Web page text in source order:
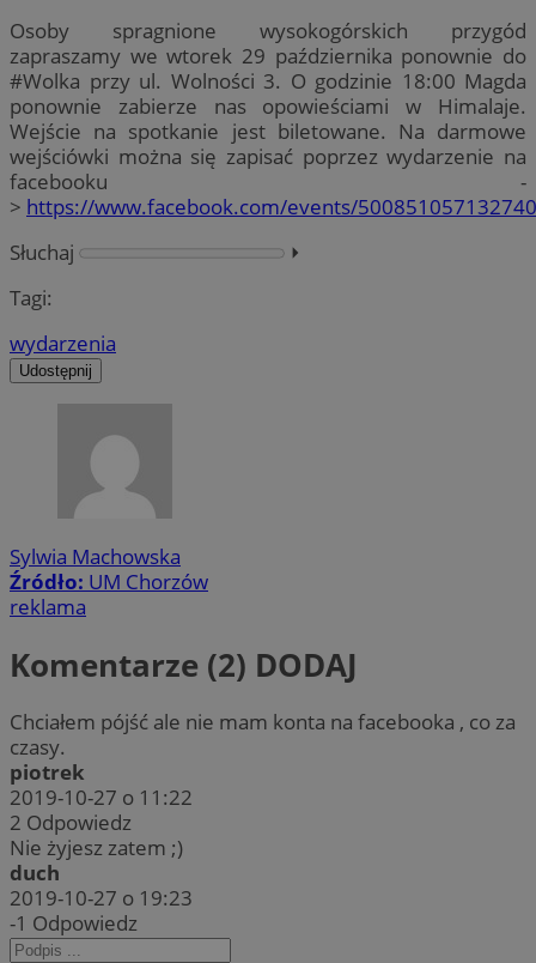
Osoby spragnione wysokogórskich przygód
zapraszamy we wtorek 29 października ponownie do
#Wolka przy ul. Wolności 3. O godzinie 18:00 Magda
ponownie zabierze nas opowieściami w Himalaje.
Wejście na spotkanie jest biletowane. Na darmowe
wejściówki można się zapisać poprzez wydarzenie na
facebooku -
> https://www.facebook.com/events/
Słuchaj
⏵︎
Tagi:
wydarzenia
Udostępnij
Sylwia Machowska
Źródło: UM Chorzów
reklama
Komentarze (2) DODAJ
Chciałem pójść ale nie mam konta na facebooka , co za
czasy.
piotrek
2019-10-27 o 11:22
2 Odpowiedz
Nie żyjesz zatem ;)
duch
2019-10-27 o 19:23
-1 Odpowiedz